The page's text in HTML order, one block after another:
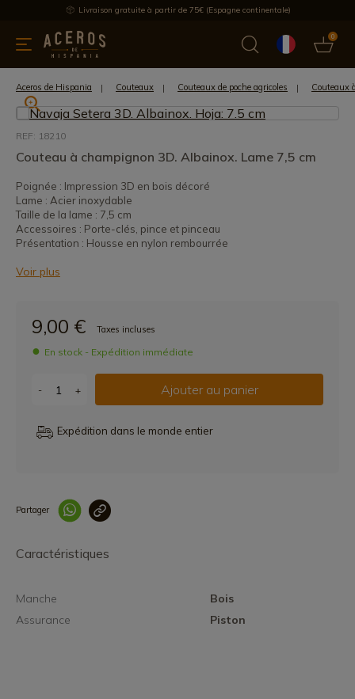
Livraison gratuite à partir de 75€ (Espagne continentale)
0
de cuisine Offre Dernières nouvelles Meilleures ventes
Aceros de Hispania Couteaux Couteaux de poche agricoles Couteaux
REF: 18210
Couteau à champignon 3D. Albainox. Lame 7,5 cm
Poignée : Impression 3D en bois décoré
Lame : Acier inoxydable
Taille de la lame : 7,5 cm
Accessoires : Porte-clés, pince et pinceau
Présentation : Housse en nylon rembourrée
Voir plus
9,00 € Taxes incluses
En stock - Expédition immédiate
- + Ajouter au panier
Expédition dans le monde entier
Partager
Caractéristiques
Manche
Bois
Assurance
Piston